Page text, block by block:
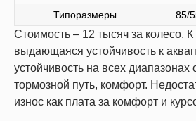
Типоразмеры
85/
Стоимость – 12 тысяч за колесо.
выдающаяся устойчивость к
устойчивость на всех диапазонах
тормозной путь, комфорт.
износ как плата за комфорт и